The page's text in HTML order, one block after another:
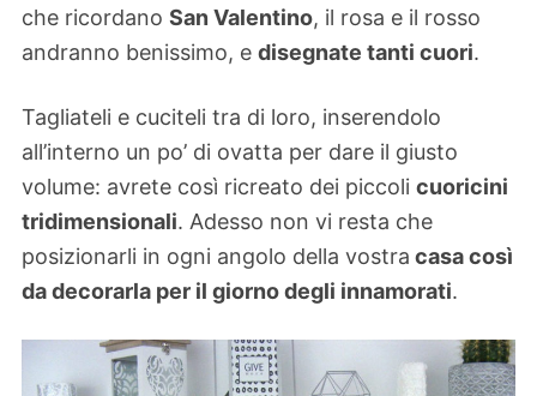
che ricordano San Valentino, il rosa e il rosso
andranno benissimo, e disegnate tanti cuori.
Tagliateli e cuciteli tra di loro, inserendolo
all’interno un po’ di ovatta per dare il giusto
volume: avrete così ricreato dei piccoli cuoricini
tridimensionali. Adesso non vi resta che
posizionarli in ogni angolo della vostra casa così
da decorarla per il giorno degli innamorati.